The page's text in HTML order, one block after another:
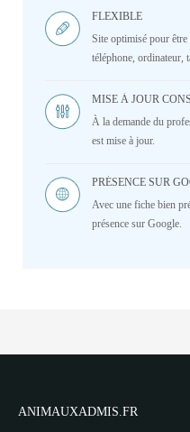
FLEXIBLE
Site optimisé pour
téléphone, ordinateur,
MISE À JOUR
À la demande du
est mise à jour.
PRÉSENCE SUR
Avec une fiche bien
présence sur Google.
ANIMAUXADMIS.FR